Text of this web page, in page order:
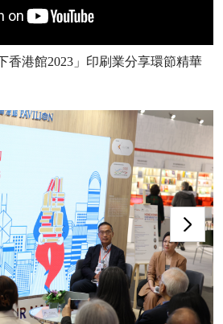
香港館2023」印刷業分享環節精華